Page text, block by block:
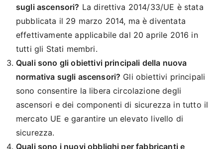
sugli ascensori? La direttiva 2014/33/UE è stata
pubblicata il 29 marzo 2014, ma è diventata
effettivamente applicabile dal 20 aprile 2016 in
tutti gli Stati membri.
Quali sono gli obiettivi principali della nuova
normativa sugli ascensori? Gli obiettivi principali
sono consentire la libera circolazione degli
ascensori e dei componenti di sicurezza in tutto il
mercato UE e garantire un elevato livello di
sicurezza.
Quali sono i nuovi obblighi per fabbricanti e